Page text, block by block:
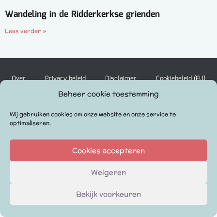
Beheer cookie toestemming
Wij gebruiken cookies om onze website en onze service te
optimaliseren.
Cookies accepteren
Weigeren
Bekijk voorkeuren
Wandeling in de Ridderkerkse grienden
Lees verder »
Over Privacy beleid Disclaimer Cookiebeleid (EU)
© 2023 When in Holland
i
n
t
e
r
s
t
n
s
t
a
m